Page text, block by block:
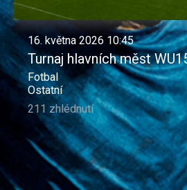
16. května 2026 10:45
Turnaj hlavních měst
Fotbal
Ostatní
211 zhlédnutí